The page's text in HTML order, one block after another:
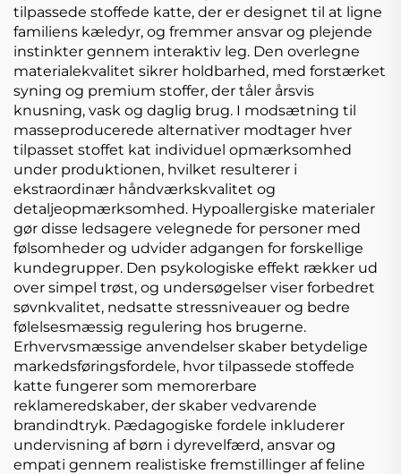
tilpassede stoffede katte, der er designet til at ligne
familiens kæledyr, og fremmer ansvar og plejende
instinkter gennem interaktiv leg. Den overlegne
materialekvalitet sikrer holdbarhed, med forstærket
syning og premium stoffer, der tåler årsvis
knusning, vask og daglig brug. I modsætning til
masseproducerede alternativer modtager hver
tilpasset stoffet kat individuel opmærksomhed
under produktionen, hvilket resulterer i
ekstraordinær håndværkskvalitet og
detaljeopmærksomhed. Hypoallergiske materialer
gør disse ledsagere velegnede for personer med
følsomheder og udvider adgangen for forskellige
kundegrupper. Den psykologiske effekt rækker ud
over simpel trøst, og undersøgelser viser forbedret
søvnkvalitet, nedsatte stressniveauer og bedre
følelsesmæssig regulering hos brugerne.
Erhvervsmæssige anvendelser skaber betydelige
markedsføringsfordele, hvor tilpassede stoffede
katte fungerer som memorerbare
reklameredskaber, der skaber vedvarende
brandindtryk. Pædagogiske fordele inkluderer
undervisning af børn i dyrevelfærd, ansvar og
empati gennem realistiske fremstillinger af feline